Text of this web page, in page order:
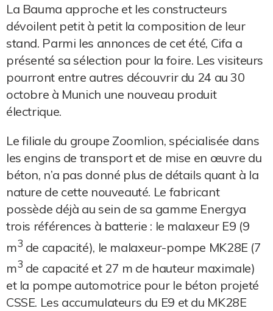
La Bauma approche et les constructeurs
dévoilent petit à petit la composition de leur
stand. Parmi les annonces de cet été, Cifa a
présenté sa sélection pour la foire. Les visiteurs
pourront entre autres découvrir du 24 au 30
octobre à Munich une nouveau produit
électrique.
Le filiale du groupe Zoomlion, spécialisée dans
les engins de transport et de mise en œuvre du
béton, n’a pas donné plus de détails quant à la
nature de cette nouveauté. Le fabricant
possède déjà au sein de sa gamme Energya
trois références à batterie : le malaxeur E9 (9
m3 de capacité), le malaxeur-pompe MK28E (7
m3 de capacité et 27 m de hauteur maximale)
et la pompe automotrice pour le béton projeté
CSSE. Les accumulateurs du E9 et du MK28E